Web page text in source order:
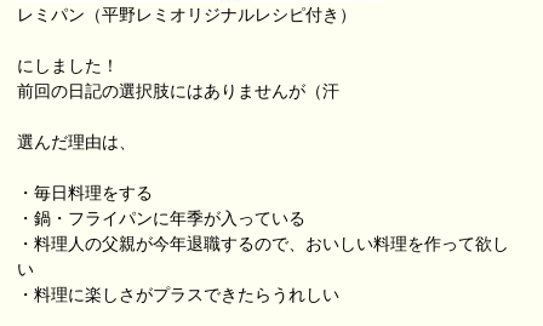
レミパン（平野レミオリジナルレシピ付き）
にしました！
前回の日記の選択肢にはありませんが（汗
選んだ理由は、
・毎日料理をする
・鍋・フライパンに年季が入っている
・料理人の父親が今年退職するので、おいしい料理を作って欲し
い
・料理に楽しさがプラスできたらうれしい